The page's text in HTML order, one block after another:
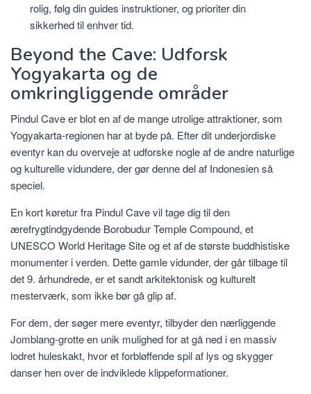
rolig, følg din guides instruktioner, og prioriter din
sikkerhed til enhver tid.
Beyond the Cave: Udforsk
Yogyakarta og de
omkringliggende områder
Pindul Cave er blot en af ​​de mange utrolige attraktioner, som
Yogyakarta-regionen har at byde på. Efter dit underjordiske
eventyr kan du overveje at udforske nogle af de andre naturlige
og kulturelle vidundere, der gør denne del af Indonesien så
speciel.
En kort køretur fra Pindul Cave vil tage dig til den
ærefrygtindgydende Borobudur Temple Compound, et
UNESCO World Heritage Site og et af de største buddhistiske
monumenter i verden. Dette gamle vidunder, der går tilbage til
det 9. århundrede, er et sandt arkitektonisk og kulturelt
mesterværk, som ikke bør gå glip af.
For dem, der søger mere eventyr, tilbyder den nærliggende
Jomblang-grotte en unik mulighed for at gå ned i en massiv
lodret huleskakt, hvor et forbløffende spil af lys og skygger
danser hen over de indviklede klippeformationer.